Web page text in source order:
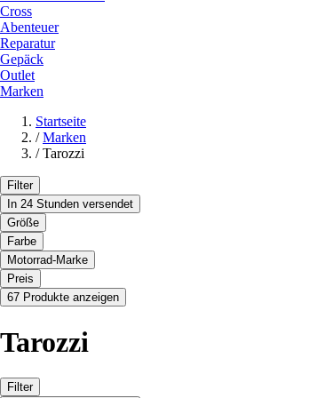
Cross
Abenteuer
Reparatur
Gepäck
Outlet
Marken
Startseite
/ Marken
/ Tarozzi
Filter
In 24 Stunden versendet
Größe
Farbe
Motorrad-Marke
Preis
67 Produkte anzeigen
Tarozzi
Filter